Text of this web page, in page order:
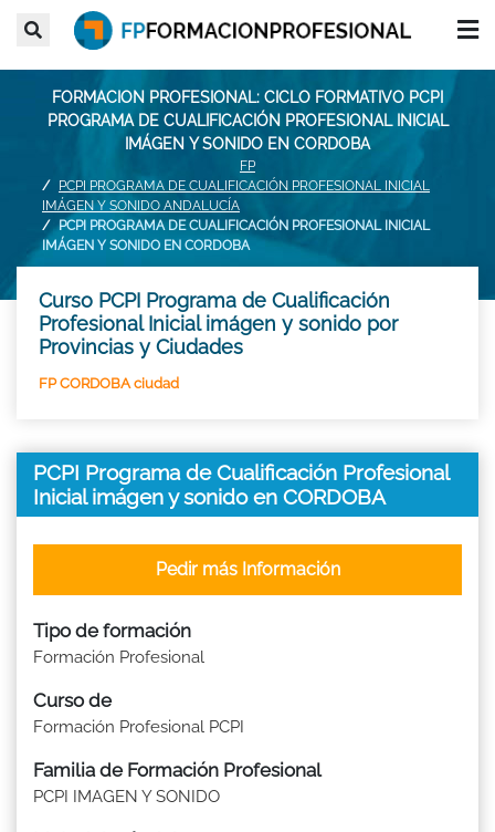
FORMACION PROFESIONAL: CICLO FORMATIVO PCPI
PROGRAMA DE CUALIFICACIÓN PROFESIONAL INICIAL
IMÁGEN Y SONIDO EN CORDOBA
FP
PCPI PROGRAMA DE CUALIFICACIÓN PROFESIONAL INICIAL
IMÁGEN Y SONIDO ANDALUCÍA
PCPI PROGRAMA DE CUALIFICACIÓN PROFESIONAL INICIAL
IMÁGEN Y SONIDO EN CORDOBA
Curso PCPI Programa de Cualificación
Profesional Inicial imágen y sonido por
Provincias y Ciudades
FP CORDOBA ciudad
PCPI Programa de Cualificación Profesional
Inicial imágen y sonido en CORDOBA
Tipo de formación
Formación Profesional
Curso de
Formación Profesional PCPI
Familia de Formación Profesional
PCPI IMAGEN Y SONIDO
Pedir más Información